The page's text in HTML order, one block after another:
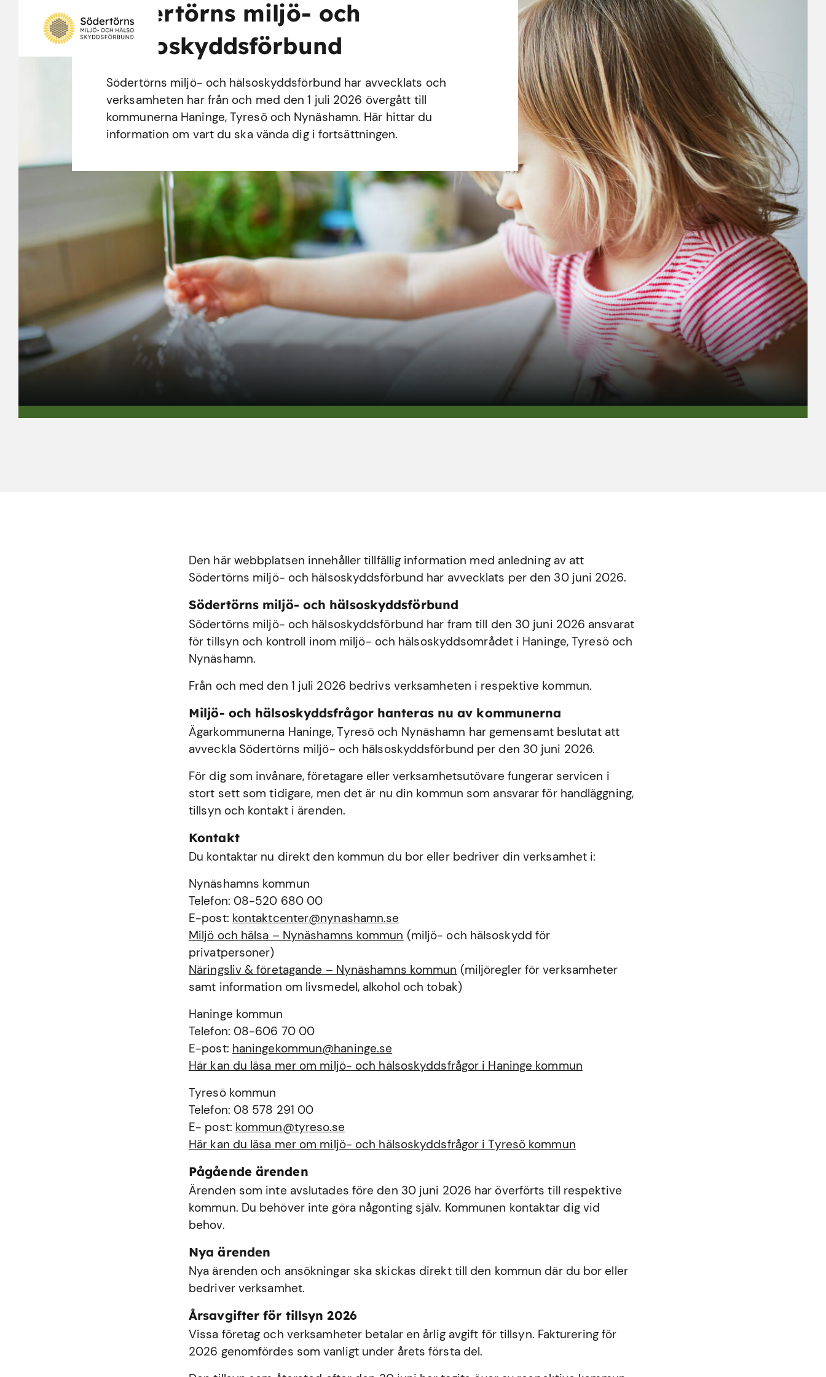
Södertörns miljö- och
hälsoskyddsförbund
Södertörns miljö- och hälsoskyddsförbund har avvecklats och
verksamheten har från och med den 1 juli 2026 övergått till
kommunerna Haninge, Tyresö och Nynäshamn. Här hittar du
information om vart du ska vända dig i fortsättningen.
Den här webbplatsen innehåller tillfällig information med anledning av att
Södertörns miljö- och hälsoskyddsförbund har avvecklats per den 30 juni 2026.
Södertörns miljö- och hälsoskyddsförbund
Södertörns miljö- och hälsoskyddsförbund har fram till den 30 juni 2026 ansvarat
för tillsyn och kontroll inom miljö- och hälsoskyddsområdet i Haninge,Tyresöoch
Nynäshamn.
Från och med den 1 juli 2026 bedrivs verksamheten i respektive kommun.
Miljö- och hälsoskyddsfrågor hanteras nu av kommunerna
Ägarkommunerna Haninge, Tyresö och Nynäshamn har gemensamt beslutat att
avveckla Södertörns miljö- och hälsoskyddsförbund per den 30 juni 2026.
För dig som invånare, företagare eller verksamhetsutövare fungerar servicen i
stort sett som tidigare, men det är nu din kommun som ansvarar för handläggning,
tillsyn och kontakt i ärenden.
Kontakt
Du kontaktar nu direkt den kommun du bor eller bedriver din verksamhet i:
Nynäshamns kommun
Telefon: 08-520 680 00
E-post: kontaktcenter@nynashamn.se
Miljö och hälsa – Nynäshamns kommun (miljö- och hälsoskydd för
privatpersoner)
Näringsliv & företagande – Nynäshamns kommun (miljöregler för verksamheter
samt information om livsmedel, alkohol och tobak)
Haninge kommun
Telefon: 08-606 70 00
E-post: haningekommun@haninge.se
Här kan du läsa mer om miljö- och hälsoskyddsfrågor i Haninge kommun
Tyresö kommun
Telefon: 08 578 291 00
E- post: kommun@tyreso.se
Här kan du läsa mer om miljö- och hälsoskyddsfrågor i Tyresö kommun
Pågående ärenden
Ärenden som inte avslutades före den 30 juni 2026 har överförts till respektive
kommun. Du behöver inte göra någonting själv. Kommunen kontaktar dig vid
behov.
Nya ärenden
Nya ärenden och ansökningar ska skickas direkt till den kommun där du bor eller
bedriver verksamhet.
Årsavgifter för tillsyn 2026
Vissa företag och verksamheter betalar en årlig avgift för tillsyn. Fakturering för
2026 genomfördes som vanligt under årets första del.